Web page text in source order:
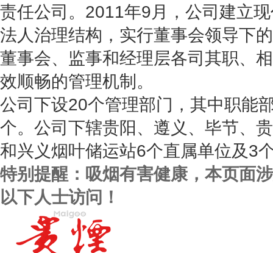
责任公司。2011年9月，公司建立
法人治理结构，实行董事会领导下
董事会、监事和经理层各司其职、
效顺畅的管理机制。
公司下设20个管理部门，其中职能
个。公司下辖贵阳、遵义、毕节、
和兴义烟叶储运站6个直属单位及3
特别提醒：吸烟有害健康，本页面
以下人士访问！